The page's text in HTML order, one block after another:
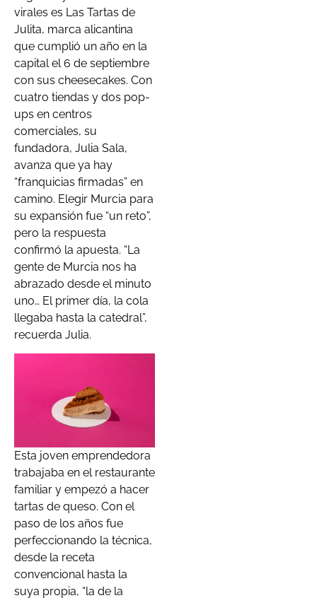
virales es Las Tartas de
Julita, marca alicantina
que cumplió un año en la
capital el 6 de septiembre
con sus cheesecakes. Con
cuatro tiendas y dos pop-
ups en centros
comerciales, su
fundadora, Julia Sala,
avanza que ya hay
“franquicias firmadas” en
camino. Elegir Murcia para
su expansión fue “un reto”,
pero la respuesta
confirmó la apuesta. “La
gente de Murcia nos ha
abrazado desde el minuto
uno… El primer día, la cola
llegaba hasta la catedral”,
recuerda Julia.
Esta joven emprendedora
trabajaba en el restaurante
familiar y empezó a hacer
tartas de queso. Con el
paso de los años fue
perfeccionando la técnica,
desde la receta
convencional hasta la
suya propia, “la de la